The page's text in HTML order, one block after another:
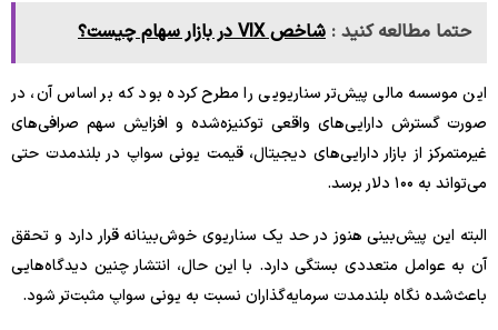
حتما مطالعه کنید : شاخص VIX در بازار سهام چیست؟
این موسسه مالی پیش‌تر سناریویی را مطرح کرده بود که بر اساس آن، در
صورت گسترش دارایی‌های واقعی توکنیزه‌شده و افزایش سهم صرافی‌های
غیرمتمرکز از بازار دارایی‌های دیجیتال، قیمت یونی سواپ در بلندمدت حتی
می‌تواند به ۱۰۰ دلار برسد.
البته این پیش‌بینی هنوز در حد یک سناریوی خوش‌بینانه قرار دارد و تحقق
آن به عوامل متعددی بستگی دارد. با این حال، انتشار چنین دیدگاه‌هایی
باعث‌شده نگاه بلندمدت سرمایه‌گذاران نسبت به یونی سواپ مثبت‌تر شود.